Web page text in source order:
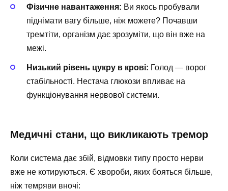
Фізичне навантаження: Ви якось пробували
піднімати вагу більше, ніж можете? Почавши
тремтіти, організм дає зрозуміти, що він вже на
межі.
Низький рівень цукру в крові: Голод — ворог
стабільності. Нестача глюкози впливає на
функціонування нервової системи.
Медичні стани, що викликають тремор
Коли система дає збій, відмовки типу просто нерви
вже не котируються. Є хвороби, яких бояться більше,
ніж темряви вночі: